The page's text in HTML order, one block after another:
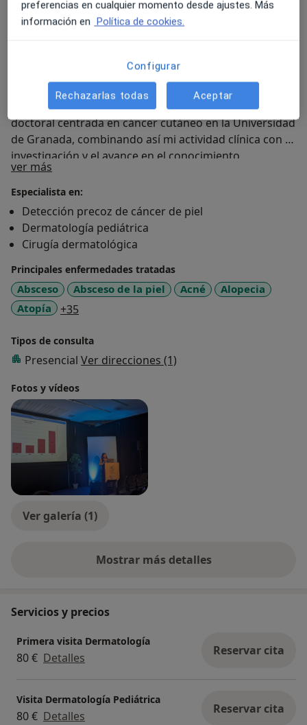
sientan comprendidas y seguras.
continuada y una actualización constante asistiendo a
cursos, congresos y actividades científicas.
Actualmente, además, voy a desarrollar mi tesis
doctoral centrada en cáncer cutáneo en la Universidad
de Granada, combinando así mi actividad clínica con la
investigación y el avance en el conocimiento
dermatológico.
ver más
Especialista en:
Detección precoz de cáncer de piel
Dermatología pediátrica
Cirugía dermatológica
Principales enfermedades tratadas
Absceso Absceso de la piel Acné
Alopecia
Atopía
+35
Tipos de consulta
Presencial Ver direcciones (1)
Fotos y vídeos
Ver galería (1)
Mostrar más detalles
sobre la experiencia
Servicios y precios
Primera visita Dermatología
80 € Detalles Reservar cita
Visita Dermatología Pediátrica
80 € Detalles Reservar cita
preferencias en cualquier momento desde ajustes. Más
información en Política de cookies.
Configurar
Rechazarlas todas Aceptar